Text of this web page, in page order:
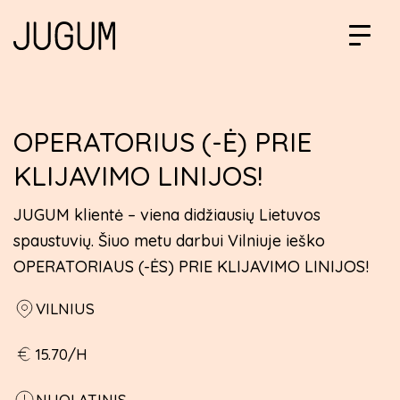
OPERATORIUS (-Ė) PRIE
KLIJAVIMO LINIJOS!
JUGUM klientė – viena didžiausių Lietuvos
spaustuvių. Šiuo metu darbui Vilniuje ieško
OPERATORIAUS (-ĖS) PRIE KLIJAVIMO LINIJOS!
VILNIUS
15.70/H